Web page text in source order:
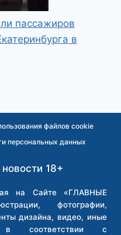
пассажиров
в
файлов cookie
персональных данных
18+
на Сайте «ГЛАВНЫЕ
фотографии,
дизайна, видео, иные
в соответствии с